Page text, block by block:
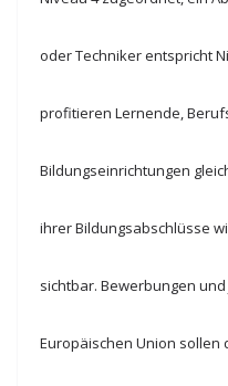
oder Techniker entspricht
profitieren Lernende,
Bildungseinrichtungen
ihrer Bildungsabschlüsse
sichtbar. Bewerbungen
Europäischen Union